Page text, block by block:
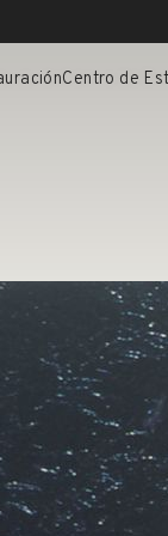
Centro de